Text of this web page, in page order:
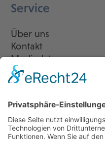
Service
Über uns
Kontakt
Mediadaten
Newsletter
LogIn
Legal
Impressum